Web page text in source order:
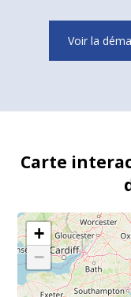
Voir la
Carte
+
−